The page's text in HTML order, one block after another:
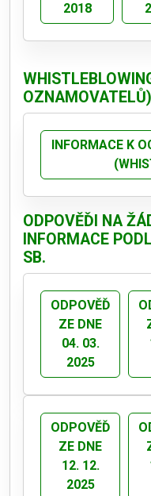
2018
OZNAMOVATELŮ)
INFORMACE K
ODPOVĚĎI NA
INFORMACE
SB.
ODPOVĚĎ
ZE DNE
04. 03.
2025
ODPOVĚĎ
ZE DNE
12. 12.
2025